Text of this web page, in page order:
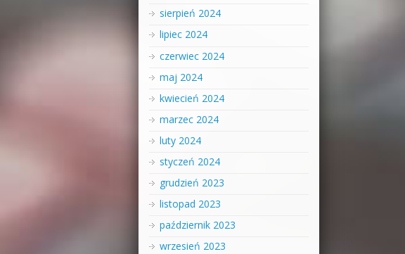
sierpień 2024
lipiec 2024
czerwiec 2024
maj 2024
kwiecień 2024
marzec 2024
luty 2024
styczeń 2024
grudzień 2023
listopad 2023
październik 2023
wrzesień 2023